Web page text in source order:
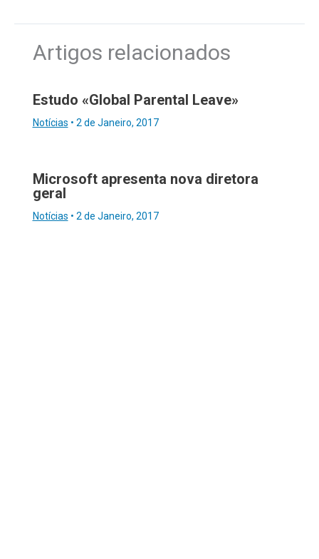
Artigos relacionados
Estudo «Global Parental Leave»
Notícias • 2 de Janeiro, 2017
Microsoft apresenta nova diretora
geral
Notícias • 2 de Janeiro, 2017